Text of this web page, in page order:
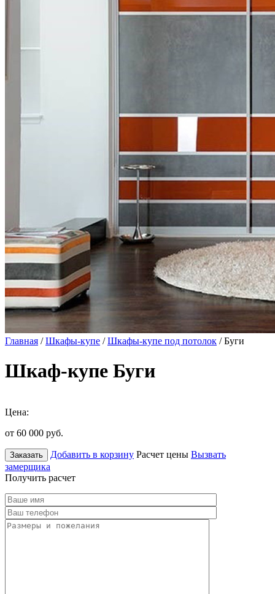
Главная /Шкафы-купе /Шкафы-купе под потолок / Буги
Шкаф-купе Буги
Цена:
от 60 000 руб.
Заказать Добавить в корзину Расчет цены Вызвать
замерщика
Получить расчет